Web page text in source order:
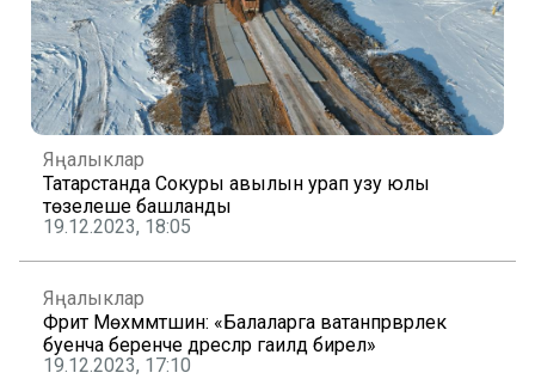
Яңалыклар
Татарстанда Сокуры авылын урап узу юлы
төзелеше башланды
19.12.2023, 18:05
Яңалыклар
Фәрит Мөхәммәтшин: «Балаларга ватанпәрвәрлек
буенча беренче дәресләр гаиләдә бирелә»
19.12.2023, 17:10